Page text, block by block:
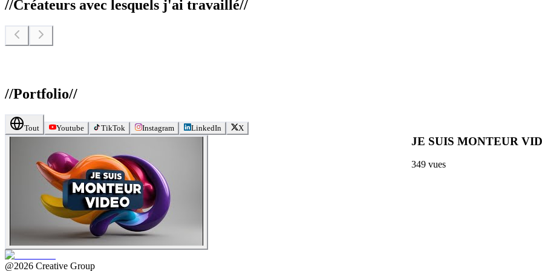
//Créateurs avec lesquels j'ai travaillé//
//Portfolio//
Tout Youtube TikTok Instagram LinkedIn X
JE SUIS MONTEUR
349 vues
@2026 Creative Group